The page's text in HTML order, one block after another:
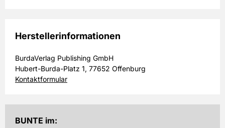
Herstellerinformationen
BurdaVerlag Publishing GmbH
Hubert-Burda-Platz 1, 77652 Offenburg
Kontaktformular
BUNTE im: